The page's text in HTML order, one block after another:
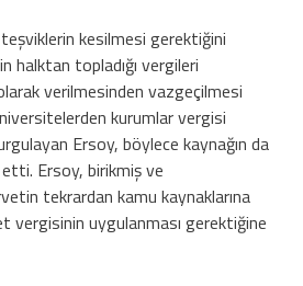
kesilmesi gerektiğini
halktan topladığı vergileri
verilmesinden vazgeçilmesi
kurumlar vergisi
Ersoy, böylece kaynağın da
etti. Ersoy, birikmiş ve
tekrardan kamu kaynaklarına
vergisinin uygulanması gerektiğine